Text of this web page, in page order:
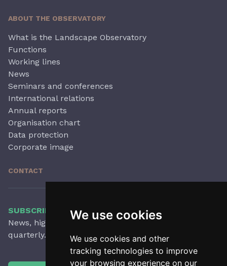
We use cookies
We use cookies and other
tracking technologies to improve
your browsing experience on our
ABOUT THE OBSERVATORY
What is the Landscape Observatory
Functions
Working lines
News
Seminars and conferences
International relations
Annual reports
Organisation chart
Data protection
Corporate image
CONTACT
SUBSCRIBE TO OUR NEWSLETTER
News, highlights, articles, activities and more,
quarterly.